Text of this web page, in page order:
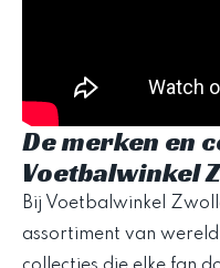
De merken en
Voetbalwinkel
Bij Voetbalwinkel
assortiment van